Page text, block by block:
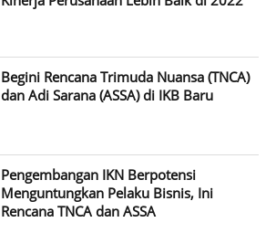
Begini Rencana Trimuda Nuansa (TNCA)
dan Adi Sarana (ASSA) di IKB Baru
Pengembangan IKN Berpotensi
Menguntungkan Pelaku Bisnis, Ini
Rencana TNCA dan ASSA